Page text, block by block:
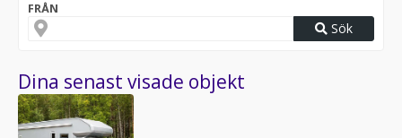
FRÅN
Sök
Dina senast visade objekt